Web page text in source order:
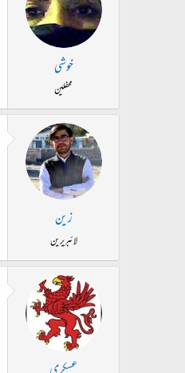
خوشی
محفلین
زین
لائبریرین